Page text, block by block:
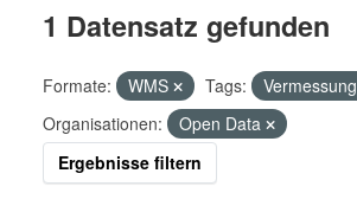
1 Datensatz gefunden
Formate: WMS Tags:
Vermessung
Organisationen:
Open Data
Ergebnisse filtern